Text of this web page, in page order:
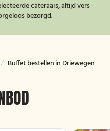
cateraars, altijd vers
bezorgd.
/ Buffet bestellen in Driewegen